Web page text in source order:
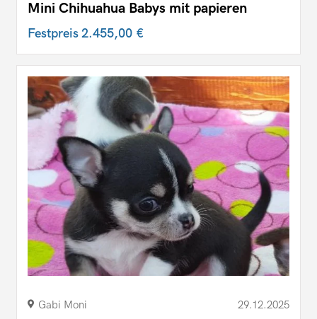
Mini Chihuahua Babys mit papieren
Festpreis2.455,00 €
Gabi Moni 29.12.2025